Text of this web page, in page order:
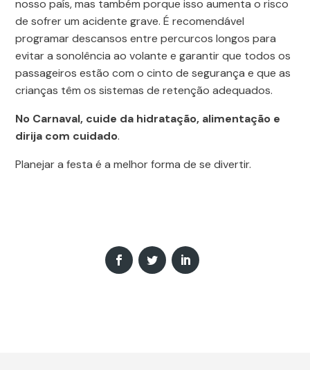
nosso país, mas também porque isso aumenta o risco
de sofrer um acidente grave. É recomendável
programar descansos entre percurcos longos para
evitar a sonolência ao volante e garantir que todos os
passageiros estão com o cinto de segurança e que as
crianças têm os sistemas de retenção adequados.
No Carnaval, cuide da hidratação, alimentação e
dirija com cuidado.
Planejar a festa é a melhor forma de se divertir.